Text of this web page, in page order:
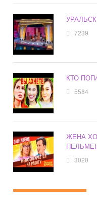
7239
КТО
5584
ЖЕНА
3020